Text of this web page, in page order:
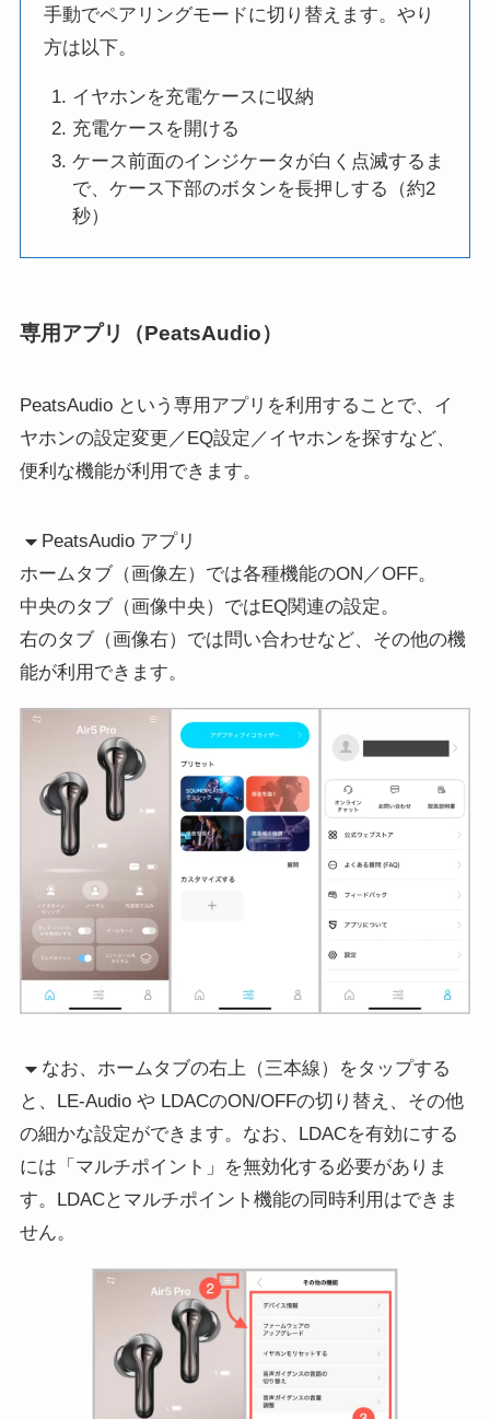
手動でペアリングモードに切り替えます。やり
方は以下。
イヤホンを充電ケースに収納
充電ケースを開ける
ケース前面のインジケータが白く点滅するま
で、ケース下部のボタンを長押しする（約2
秒）
専用アプリ（PeatsAudio）
PeatsAudio という専用アプリを利用することで、イ
ヤホンの設定変更／EQ設定／イヤホンを探すなど、
便利な機能が利用できます。
PeatsAudio アプリ
ホームタブ（画像左）では各種機能のON／OFF。
中央のタブ（画像中央）ではEQ関連の設定。
右のタブ（画像右）では問い合わせなど、その他の機
能が利用できます。
なお、ホームタブの右上（三本線）をタップする
と、LE-Audio や LDACのON/OFFの切り替え、その他
の細かな設定ができます。なお、LDACを有効にする
には「マルチポイント」を無効化する必要がありま
す。LDACとマルチポイント機能の同時利用はできま
せん。